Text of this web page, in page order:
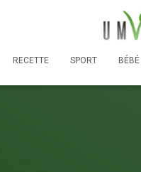
RECETTE SPORT BÉBÉ